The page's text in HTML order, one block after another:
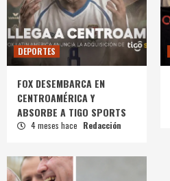
DEPORTES
FOX DESEMBARCA EN
CENTROAMÉRICA Y
ABSORBE A TIGO SPORTS
4 meses hace Redacción